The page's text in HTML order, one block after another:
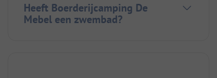
Heeft Boerderijcamping De
Mebel een zwembad?